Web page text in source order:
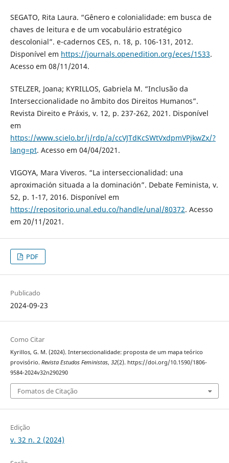
SEGATO, Rita Laura. “Gênero e colonialidade: em busca de
chaves de leitura e de um vocabulário estratégico
descolonial”. e-cadernos CES, n. 18, p. 106-131, 2012.
Disponível em https://journals.openedition.org/eces/1533.
Acesso em 08/11/2014.
STELZER, Joana; KYRILLOS, Gabriela M. “Inclusão da
Interseccionalidade no âmbito dos Direitos Humanos”.
Revista Direito e Práxis, v. 12, p. 237-262, 2021. Disponível
em
https://www.scielo.br/j/rdp/a/ccVJTdKcSWtVxdpmVPjkwZx/?
lang=pt. Acesso em 04/04/2021.
VIGOYA, Mara Viveros. “La interseccionalidad: una
aproximación situada a la dominación”. Debate Feminista, v.
52, p. 1-17, 2016. Disponível em
https://repositorio.unal.edu.co/handle/unal/80372. Acesso
em 20/11/2021.
PDF
Publicado
2024-09-23
Como Citar
Kyrillos, G. M. (2024). Interseccionalidade: proposta de um mapa teórico
provisório. Revista Estudos Feministas, 32(2). https://doi.org/10.1590/1806-
9584-2024v32n290290
Fomatos de Citação
Edição
v. 32 n. 2 (2024)